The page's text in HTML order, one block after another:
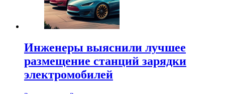
Инженеры выяснили лучшее
размещение станций зарядки
электромобилей